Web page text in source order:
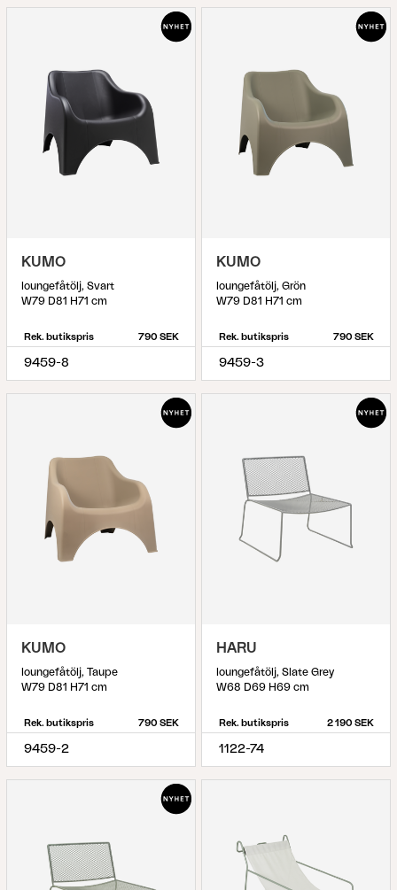
KUMO
loungefåtölj, Svart
W79 D81 H71 cm
Rek. butikspris 790 SEK
9459-8
KUMO
loungefåtölj, Grön
W79 D81 H71 cm
Rek. butikspris 790 SEK
9459-3
KUMO
loungefåtölj, Taupe
W79 D81 H71 cm
Rek. butikspris 790 SEK
9459-2
HARU
loungefåtölj, Slate Grey
W68 D69 H69 cm
Rek. butikspris 2 190 SEK
1122-74